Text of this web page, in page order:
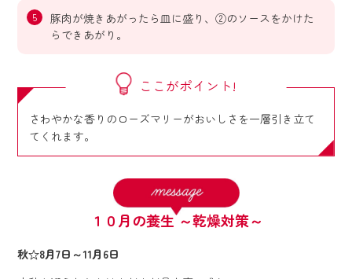
豚肉が焼きあがったら皿に盛り、②のソースをかけた
らできあがり。
ここがポイント!
さわやかな香りのローズマリーがおいしさを一層引き立て
てくれます。
１０月の養生 ～乾燥対策～
秋☆8月7日～11月 6日